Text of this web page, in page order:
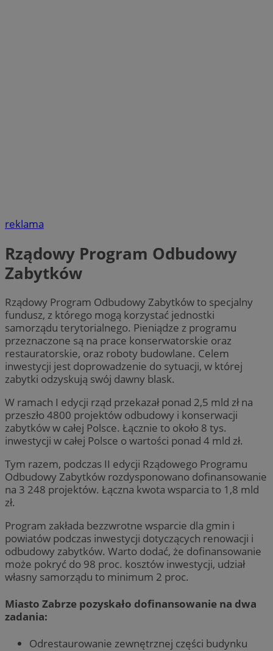
reklama
Rządowy Program Odbudowy
Zabytków
Rządowy Program Odbudowy Zabytków to specjalny
fundusz, z którego mogą korzystać jednostki
samorządu terytorialnego. Pieniądze z programu
przeznaczone są na prace konserwatorskie oraz
restauratorskie, oraz roboty budowlane. Celem
inwestycji jest doprowadzenie do sytuacji, w której
zabytki odzyskują swój dawny blask.
W ramach I edycji rząd przekazał ponad 2,5 mld zł na
przeszło 4800 projektów odbudowy i konserwacji
zabytków w całej Polsce. Łącznie to około 8 tys.
inwestycji w całej Polsce o wartości ponad 4 mld zł.
Tym razem, podczas II edycji Rządowego Programu
Odbudowy Zabytków rozdysponowano dofinansowanie
na 3 248 projektów. Łączna kwota wsparcia to 1,8 mld
zł.
Program zakłada bezzwrotne wsparcie dla gmin i
powiatów podczas inwestycji dotyczących renowacji i
odbudowy zabytków. Warto dodać, że dofinansowanie
może pokryć do 98 proc. kosztów inwestycji, udział
własny samorządu to minimum 2 proc.
Miasto Zabrze pozyskało dofinansowanie na dwa
zadania:
Odrestaurowanie zewnętrznej części budynku